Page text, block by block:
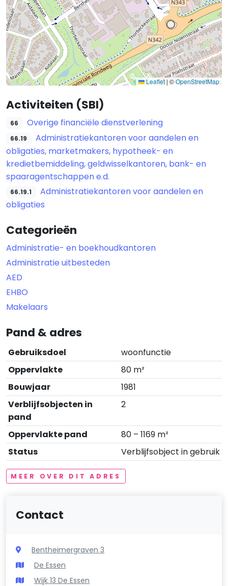
Leaflet| ©OpenStreetMap
Activiteiten (SBI)
66 Overige financiële dienstverlening
66.19
Administratiekantoren voor aandelen en
obligaties, marketmakers, hypotheek- en
kredietbemiddeling, geldwisselkantoren, bank- en
spaaragentschappen e.d.
66.19.1
Administratiekantoren voor aandelen en
obligaties
Categorieën
Administratie- en boekhoudkantoren
Administratie uitbesteden
AED
EHBO
Makelaars
Pand & adres
Gebruiksdoel
woonfunctie
Oppervlakte
80 m²
Bouwjaar
1981
Verblijfsobjecten in
pand
2
Oppervlakte pand
80 – 1169 m²
Status
Verblijfsobject in gebruik
MEER OVER DIT ADRES
Contact
Bentheimergraven 3
De Essen
Wijk 13 De Essen